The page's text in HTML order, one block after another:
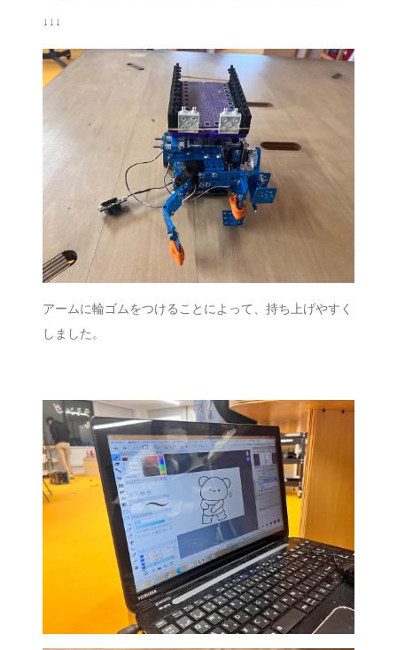
↓↓↓
アームに輪ゴムをつけることによって、持ち上げやすく
しました。